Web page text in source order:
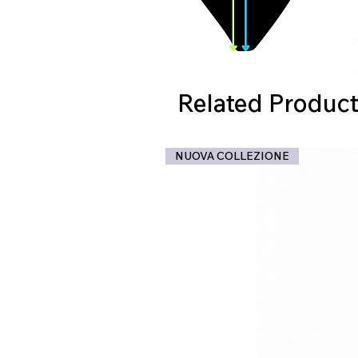
Related
NUOVA COLLEZIONE